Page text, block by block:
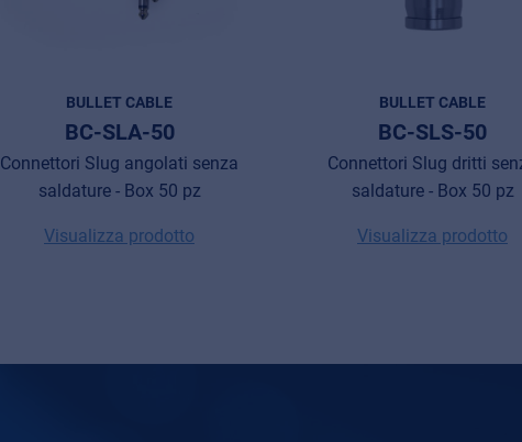
BULLET CABLE
BC-SLA-50
Connettori Slug angolati senza
saldature - Box 50 pz
Visualizza prodotto
BULLET CABLE
BC-SLS-50
Connettori Slug dritti
saldature - Box 50 pz
Visualizza prodotto